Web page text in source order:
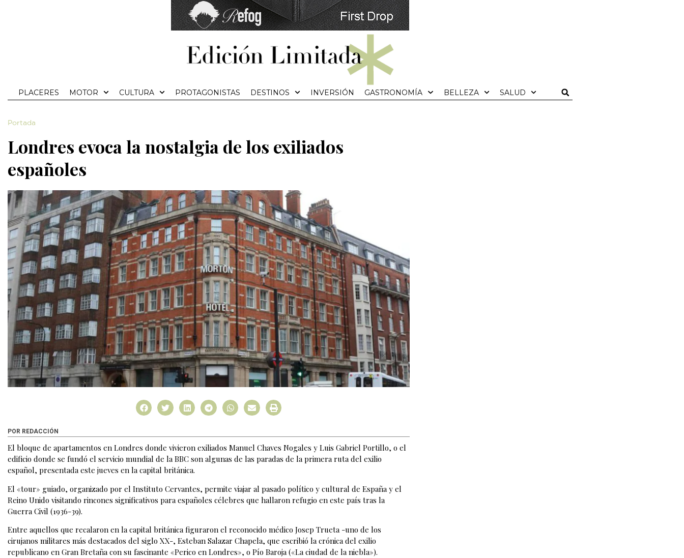
PLACERES MOTOR CULTURA PROTAGONISTAS DESTINOS INVERSIÓN GASTRONOMÍA BELLEZA SALUD
Portada
Londres evoca la nostalgia de los exiliados
españoles
POR REDACCIÓN
El bloque de apartamentos en Londres donde vivieron exiliados Manuel Chaves Nogales y Luis Gabriel Portillo, o el
edificio donde se fundó el servicio mundial de la BBC son algunas de las paradas de la primera ruta del exilio
español, presentada este jueves en la capital británica.
El «tour» guiado, organizado por el Instituto Cervantes, permite viajar al pasado político y cultural de España y el
Reino Unido visitando rincones significativos para españoles célebres que hallaron refugio en este país tras la
Guerra Civil (1936-39).
Entre aquellos que recalaron en la capital británica figuraron el reconocido médico Josep Trueta -uno de los
cirujanos militares más destacados del siglo XX-, Esteban Salazar Chapela, que escribió la crónica del exilio
republicano en Gran Bretaña con su fascinante «Perico en Londres», o Pío Baroja («La ciudad de la niebla»).